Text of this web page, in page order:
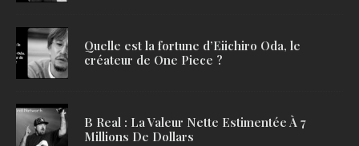
Quelle est la fortune d’Eiichiro Oda, le
créateur de One Piece ?
B Real : La Valeur Nette Estimentée À 7
Millions De Dollars